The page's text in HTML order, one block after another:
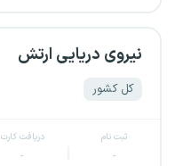
نیروی دریایی ارتش
کل کشور
ثبت نام
-
دریافت کارت
-